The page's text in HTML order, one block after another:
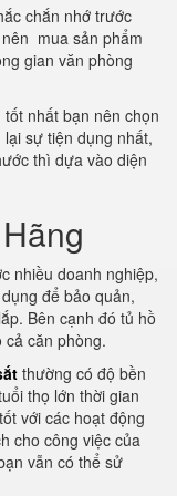
chắn nhớ trước
mua sản phẩm
gian văn phòng
tốt nhất bạn nên chọn
sự tiện dụng nhất,
thì dựa vào diện
nhiều doanh nghiệp,
để bảo quản,
Bên cạnh đó tủ hồ
căn phòng.
thường có độ bền
thọ lớn thời gian
với các hoạt động
cho công việc của
vẫn có thể sử